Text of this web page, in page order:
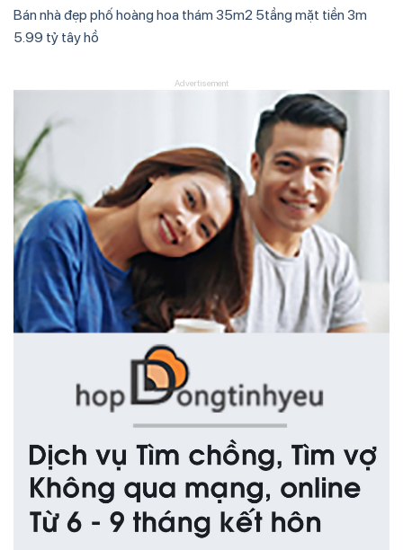
Bán nhà đẹp phố hoàng hoa thám 35m2 5tầng mặt tiền 3m
5.99 tỷ tây hồ
Advertisement